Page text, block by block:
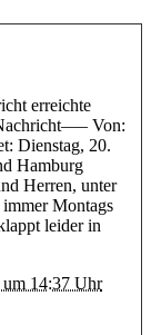
erreichte
Von:
Dienstag, 20.
Hamburg
Herren, unter
Montags
leider in
um 14:37 Uhr